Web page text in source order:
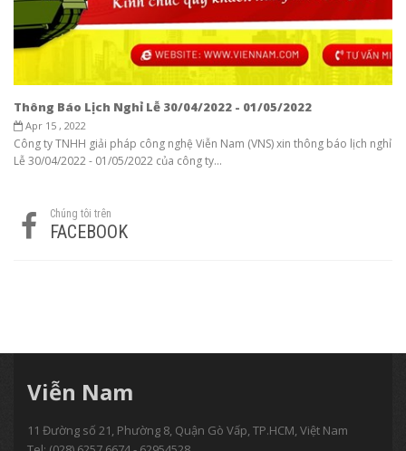
Thông Báo Lịch Nghỉ Lễ 30/04/2022 - 01/05/2022
Apr 15 , 2022
Công ty TNHH giải pháp công nghệ Viễn Nam (VNS) xin thông báo lịch nghỉ
Lễ 30/04/2022 - 01/05/2022 của công ty...
Chúng tôi trên
FACEBOOK
Viễn Nam
11 Đường số 21, Phường 8, Quận Gò Vấp, TP.HCM, Việt Nam